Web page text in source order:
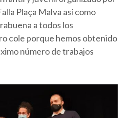
Plaça Malva así como
a todos los
cole porque hemos obtenido
número de trabajos